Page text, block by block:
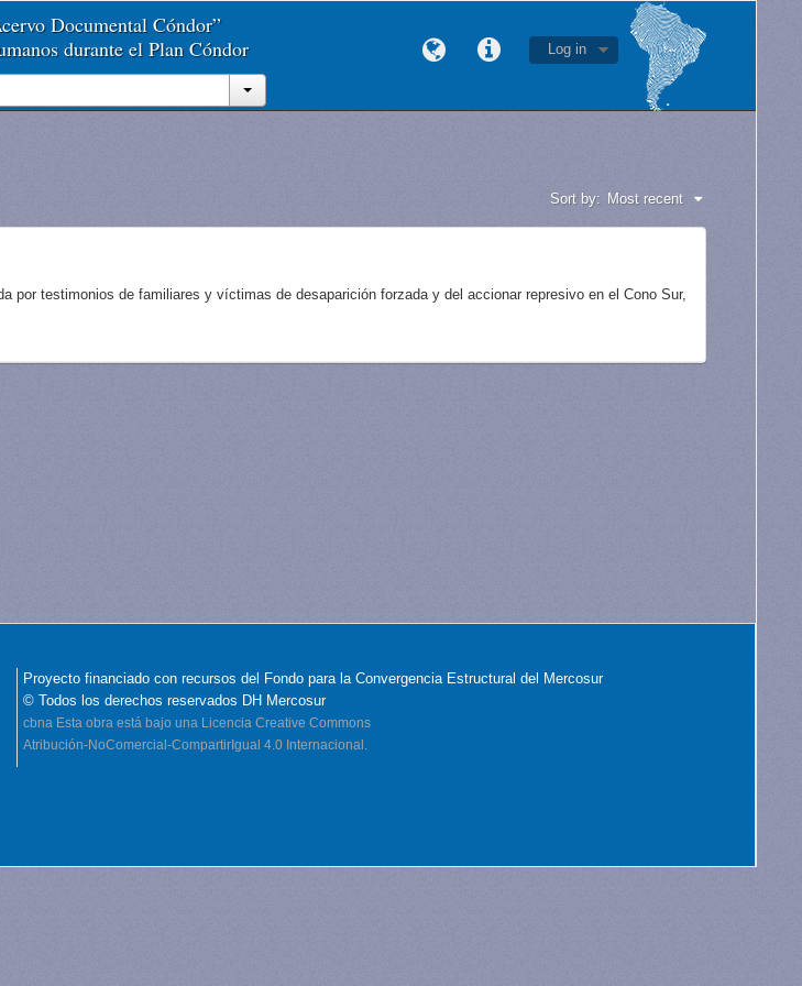
Documental Cóndor”
durante el Plan Cóndor
Log in
Sort by: Most recent
por testimonios de familiares y víctimas de desaparición forzada y del accionar represivo en el Cono Sur,
Proyecto financiado con recursos del Fondo para la Convergencia Estructural del Mercosur
© Todos los derechos reservados DH Mercosur
cbna Esta obra está bajo una Licencia Creative Commons
Atribución-NoComercial-CompartirIgual 4.0 Internacional.